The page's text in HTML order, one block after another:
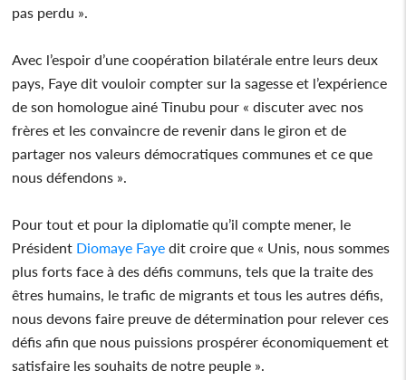
pas perdu ».
Avec l’espoir d’une coopération bilatérale entre leurs deux
pays, Faye dit vouloir compter sur la sagesse et l’expérience
de son homologue ainé Tinubu pour « discuter avec nos
frères et les convaincre de revenir dans le giron et de
partager nos valeurs démocratiques communes et ce que
nous défendons ».
Pour tout et pour la diplomatie qu’il compte mener, le
Président Diomaye Faye dit croire que « Unis, nous sommes
plus forts face à des défis communs, tels que la traite des
êtres humains, le trafic de migrants et tous les autres défis,
nous devons faire preuve de détermination pour relever ces
défis afin que nous puissions prospérer économiquement et
satisfaire les souhaits de notre peuple ».